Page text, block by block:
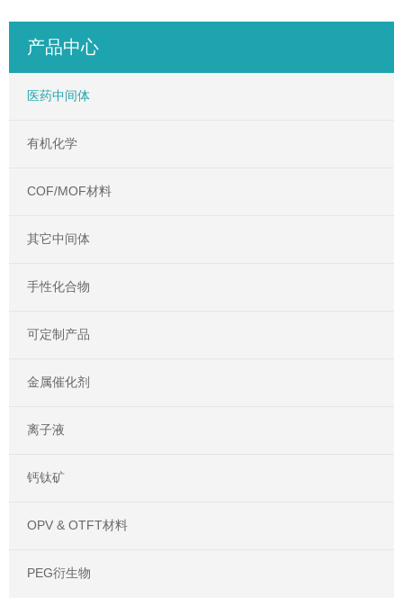
产品中心
医药中间体
有机化学
COF/MOF材料
其它中间体
手性化合物
可定制产品
金属催化剂
离子液
钙钛矿
OPV & OTFT材料
PEG衍生物